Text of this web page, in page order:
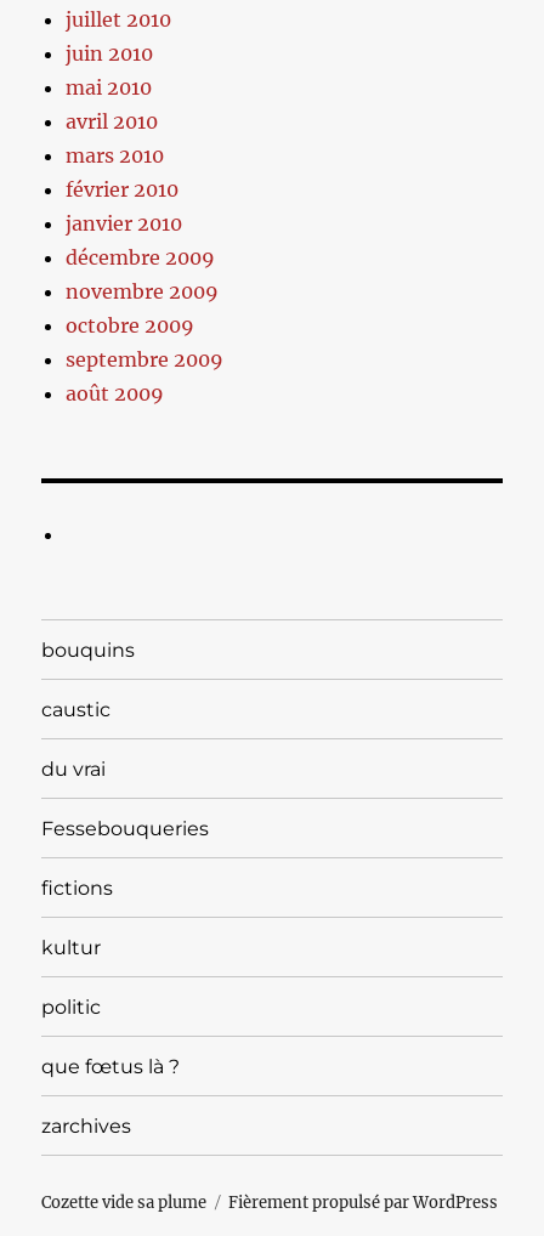
juillet 2010
juin 2010
mai 2010
avril 2010
mars 2010
février 2010
janvier 2010
décembre 2009
novembre 2009
octobre 2009
septembre 2009
août 2009
bouquins
caustic
du vrai
Fessebouqueries
fictions
kultur
politic
que fœtus là ?
zarchives
Cozette vide sa plume Fièrement propulsé par WordPress